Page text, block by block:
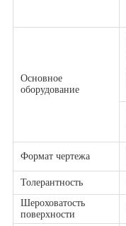
Основное
оборудование
Формат чертежа
Толерантность
Шероховатость
поверхности